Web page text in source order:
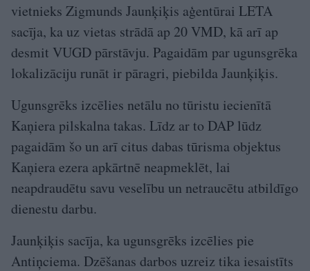
vietnieks Zigmunds Jaunķiķis aģentūrai LETA
sacīja, ka uz vietas strādā ap 20 VMD, kā arī ap
desmit VUGD pārstāvju. Pagaidām par ugunsgrēka
lokalizāciju runāt ir pāragri, piebilda Jaunķiķis.
Ugunsgrēks izcēlies netālu no tūristu iecienītā
Kaņiera pilskalna takas. Līdz ar to DAP lūdz
pagaidām šo un arī citus dabas tūrisma objektus
Kaņiera ezera apkārtnē neapmeklēt, lai
neapdraudētu savu veselību un netraucētu atbildīgo
dienestu darbu.
Jaunķiķis sacīja, ka ugunsgrēks izcēlies pie
Antiņciema. Dzēšanas darbos uzreiz tika iesaistīts